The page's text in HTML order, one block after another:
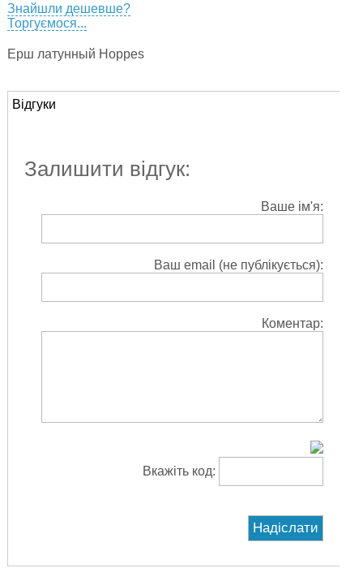
Знайшли дешевше?
Торгуємося...
Ерш латунный Hoppes
Відгуки
Залишити відгук:
Ваше ім'я:
Ваш email (не публікується):
Коментар:
Вкажіть код: